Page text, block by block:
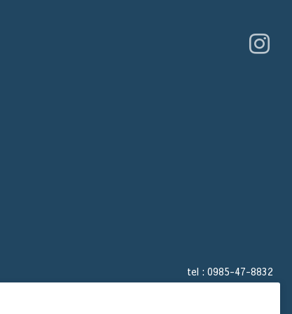
tel : 0985-47-8832